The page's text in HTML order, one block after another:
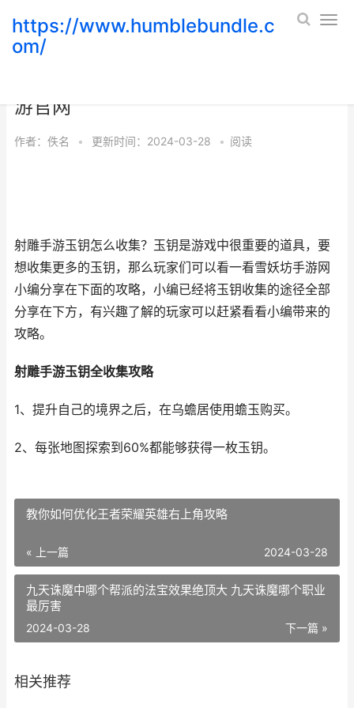
https://www.humblebundle.c
om/
游官网
作者： 佚名 • 更新时间：2024-03-28 • 阅读
射雕手游玉钥怎么收集？玉钥是游戏中很重要的道具，要
想收集更多的玉钥，那么玩家们可以看一看雪妖坊手游网
小编分享在下面的攻略，小编已经将玉钥收集的途径全部
分享在下方，有兴趣了解的玩家可以赶紧看看小编带来的
攻略。
射雕手游玉钥全收集攻略
1、提升自己的境界之后，在乌蟾居使用蟾玉购买。
2、每张地图探索到60%都能够获得一枚玉钥。
教你如何优化王者荣耀英雄右上角攻略
« 上一篇 2024-03-28
九天诛魔中哪个帮派的法宝效果绝顶大 九天诛魔哪个职业
最厉害
下一篇 »
2024-03-28
相关推荐